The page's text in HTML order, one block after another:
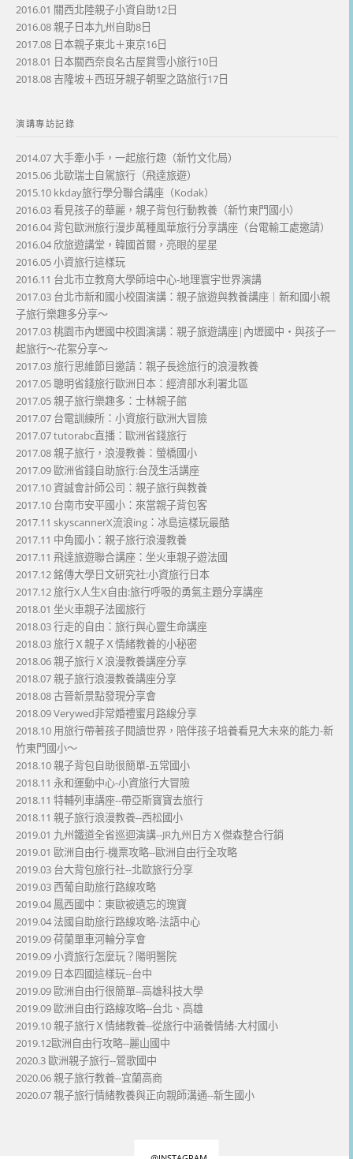
2016.01 關西北陸親子小資自助12日
2016.08 親子日本九州自助8日
2017.08 日本親子東北＋東京16日
2018.01 日本關西奈良名古屋賞雪小旅行10日
2018.08 吉隆坡＋西班牙親子朝聖之路旅行17日
演講專訪記錄
2014.07 大手牽小手，一起旅行趣（新竹文化局）
2015.06 北歐瑞士自駕旅行（飛達旅遊）
2015.10 kkday旅行學分聯合講座（Kodak）
2016.03 看見孩子的華麗，親子背包行動教養（新竹東門國小）
2016.04 背包歐洲旅行漫步萬種風華旅行分享講座（台電輸工處邀請）
2016.04 欣旅遊講堂，韓國首爾，亮眼的星星
2016.05 小資旅行這樣玩
2016.11 台北市立教育大學師培中心-地理寰宇世界演講
2017.03 台北市新和國小校園演講：親子旅遊與教養講座｜新和國小親
子旅行樂趣多分享～
2017.03 桃園市內壢國中校園演講：親子旅遊講座|內壢國中・與孩子一
起旅行～花絮分享～
2017.03 旅行思維節目邀請：親子長途旅行的浪漫教養
2017.05 聰明省錢旅行歐洲日本：經濟部水利署北區
2017.05 親子旅行樂趣多：士林親子館
2017.07 台電訓練所：小資旅行歐洲大冒險
2017.07 tutorabc直播：歐洲省錢旅行
2017.08 親子旅行，浪漫教養：螢橋國小
2017.09 歐洲省錢自助旅行:台茂生活講座
2017.10 資誠會計師公司：親子旅行與教養
2017.10 台南市安平國小：來當親子背包客
2017.11 skyscannerX流浪ing：冰島這樣玩最酷
2017.11 中角國小：親子旅行浪漫教養
2017.11 飛達旅遊聯合講座：坐火車親子遊法國
2017.12 銘傳大學日文研究社:小資旅行日本
2017.12 旅行X人生X自由:旅行呼吸的勇氣主題分享講座
2018.01 坐火車親子法國旅行
2018.03 行走的自由：旅行與心靈生命講座
2018.03 旅行Ｘ親子Ｘ情緒教養的小秘密
2018.06 親子旅行Ｘ浪漫教養講座分享
2018.07 親子旅行浪漫教養講座分享
2018.08 古晉新景點發現分享會
2018.09 Verywed非常婚禮蜜月路線分享
2018.10 用旅行帶著孩子閱讀世界，陪伴孩子培養看見大未來的能力-新
竹東門國小～
2018.10 親子背包自助很簡單-五常國小
2018.11 永和運動中心-小資旅行大冒險
2018.11 特輔列車講座--帶亞斯寶寶去旅行
2018.11 親子旅行浪漫教養--西松國小
2019.01 九州鐵道全省巡迴演講--JR九州日方Ｘ傑森整合行銷
2019.01 歐洲自由行-機票攻略--歐洲自由行全攻略
2019.03 台大背包旅行社--北歐旅行分享
2019.03 西葡自助旅行路線攻略
2019.04 鳳西國中：東歐被遺忘的瑰寶
2019.04 法國自助旅行路線攻略-法語中心
2019.09 荷蘭單車河輪分享會
2019.09 小資旅行怎麼玩？陽明醫院
2019.09 日本四國這樣玩--台中
2019.09 歐洲自由行很簡單--高雄科技大學
2019.09 歐洲自由行路線攻略--台北、高雄
2019.10 親子旅行Ｘ情緒教養--從旅行中涵養情緒-大村國小
2019.12歐洲自由行攻略--麗山國中
2020.3 歐洲親子旅行--鶯歌國中
2020.06 親子旅行教養--宜蘭高商
2020.07 親子旅行情緒教養與正向親師溝通--新生國小